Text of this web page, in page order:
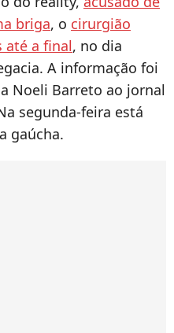
briga, o cirurgião
até a final, no dia
A informação foi
Noeli Barreto ao jornal
segunda-feira está
gaúcha.